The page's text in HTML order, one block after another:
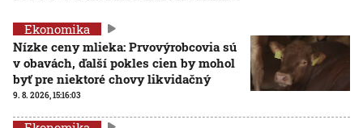
Ekonomika
Nízke ceny mlieka: Prvovýrobcovia sú
v obavách, ďalší pokles cien by mohol
byť pre niektoré chovy likvidačný
9. 8. 2026, 15:16:03